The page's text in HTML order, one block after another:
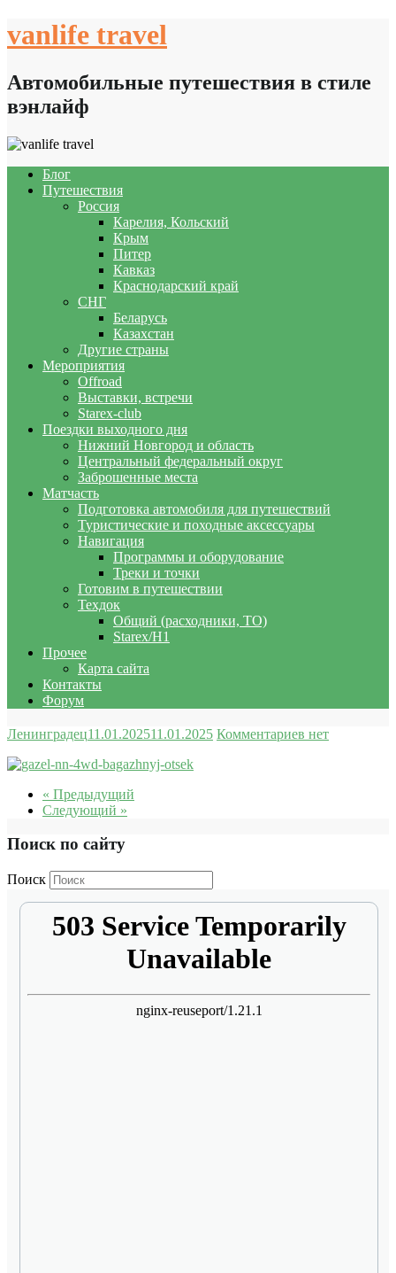
to
vanlife travel
Автомобильные путешествия в стиле
вэнлайф
Блог
Путешествия
Россия
Карелия, Кольский
Крым
Питер
Кавказ
Краснодарский край
СНГ
Беларусь
Казахстан
Другие страны
Мероприятия
Offroad
Выставки, встречи
Starex-club
Поездки выходного дня
Нижний Новгород и область
Центральный федеральный округ
Заброшенные места
Матчасть
Подготовка автомобиля для путешествий
Туристические и походные аксессуары
Навигация
Программы и оборудование
Треки и точки
Готовим в путешествии
Техдок
Общий (расходники, ТО)
Starex/H1
Прочее
Карта сайта
Контакты
Форум
Ленинградец11.01.202511.01.2025 Комментариев нет
« Предыдущий
Следующий »
Поиск по сайту
Поиск